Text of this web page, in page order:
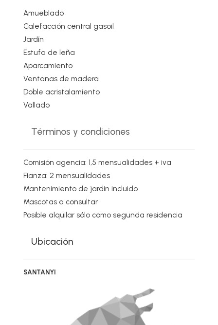
Amueblado
Calefacción central gasoil
Jardín
Estufa de leña
Aparcamiento
Ventanas de madera
Doble acristalamiento
Vallado
Términos y condiciones
Comisión agencia: 1,5 mensualidades + iva
Fianza: 2 mensualidades
Mantenimiento de jardín incluido
Mascotas a consultar
Posible alquilar sólo como segunda residencia
Ubicación
SANTANYI